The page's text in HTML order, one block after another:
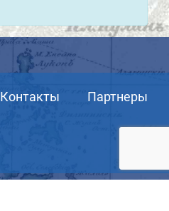
Контакты Партнеры